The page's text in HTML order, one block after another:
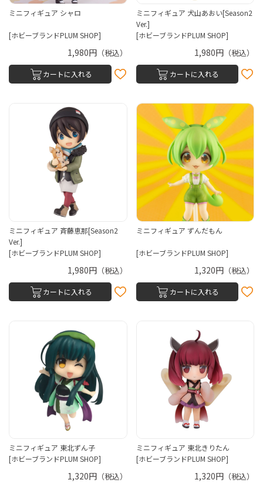
ミニフィギュア シャロ
[ホビーブランドPLUM SHOP]
1,980円（税込）
カートに入れる
ミニフィギュア 犬山あおい[Season2
Ver.]
[ホビーブランドPLUM SHOP]
1,980円 （税込）
カートに入れる
ミニフィギュア 斉藤恵那[Season2
Ver.]
[ホビーブランドPLUM SHOP]
1,980円（税込）
カートに入れる
ミニフィギュア ずんだもん
[ホビーブランドPLUM SHOP]
1,320円 （税込）
カートに入れる
ミニフィギュア 東北ずん子
[ホビーブランドPLUM SHOP]
1,320円（税込）
ミニフィギュア 東北きりたん
[ホビーブランドPLUM SHOP]
1,320円 （税込）